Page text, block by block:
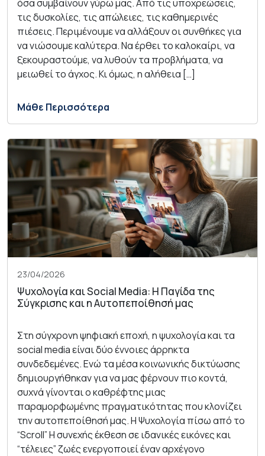
όσα συμβαίνουν γύρω μας. Από τις υποχρεώσεις,
τις δυσκολίες, τις απώλειες, τις καθημερινές
πιέσεις. Περιμένουμε να αλλάξουν οι συνθήκες για
να νιώσουμε καλύτερα. Να έρθει το καλοκαίρι, να
ξεκουραστούμε, να λυθούν τα προβλήματα, να
μειωθεί το άγχος. Κι όμως, η αλήθεια […]
Μάθε Περισσότερα
23/04/2026
Ψυχολογία και Social Media: Η Παγίδα της
Σύγκρισης και η Αυτοπεποίθησή μας
Στη σύγχρονη ψηφιακή εποχή, η ψυχολογία και τα
social media είναι δύο έννοιες άρρηκτα
συνδεδεμένες. Ενώ τα μέσα κοινωνικής δικτύωσης
δημιουργήθηκαν για να μας φέρνουν πιο κοντά,
συχνά γίνονται ο καθρέφτης μιας
παραμορφωμένης πραγματικότητας που κλονίζει
την αυτοπεποίθησή μας. Η Ψυχολογία πίσω από το
“Scroll” Η συνεχής έκθεση σε ιδανικές εικόνες και
“τέλειες” ζωές ενεργοποιεί έναν αρχέγονο